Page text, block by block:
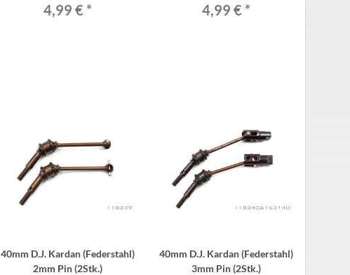
4,99 € * 4,99 € *
40mm D.J. Kardan (Federstahl)
2mm Pin (2Stk.)
40mm D.J. Kardan (Federstahl)
3mm Pin (2Stk.)